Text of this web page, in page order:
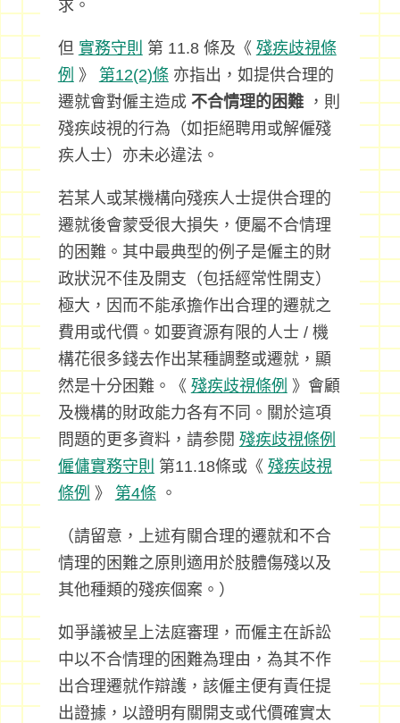
求。
但 實務守則 第 11.8 條及《 殘疾歧視條
例 》 第12(2)條 亦指出，如提供合理的
遷就會對僱主造成 不合情理的困難，則
殘疾歧視的行為（如拒絕聘用或解僱殘
疾人士）亦未必違法。
若某人或某機構向殘疾人士提供合理的
遷就後會蒙受很大損失，便屬不合情理
的困難。其中最典型的例子是僱主的財
政狀況不佳及開支（包括經常性開支）
極大，因而不能承擔作出合理的遷就之
費用或代價。如要資源有限的人士 / 機
構花很多錢去作出某種調整或遷就，顯
然是十分困難。《 殘疾歧視條例 》會顧
及機構的財政能力各有不同。關於這項
問題的更多資料，請参閱 殘疾歧視條例
僱傭實務守則 第11.18條或《 殘疾歧視
條例 》 第4條 。
（請留意，上述有關合理的遷就和不合
情理的困難之原則適用於肢體傷殘以及
其他種類的殘疾個案。）
如爭議被呈上法庭審理，而僱主在訴訟
中以不合情理的困難為理由，為其不作
出合理遷就作辯護，該僱主便有責任提
出證據，以證明有關開支或代價確實太